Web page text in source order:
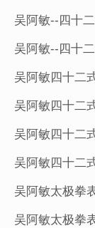
吴阿敏--四十
吴阿敏--四十
吴阿敏四十二
吴阿敏四十二
吴阿敏四十二
吴阿敏四十二
吴阿敏太极拳
吴阿敏太极拳